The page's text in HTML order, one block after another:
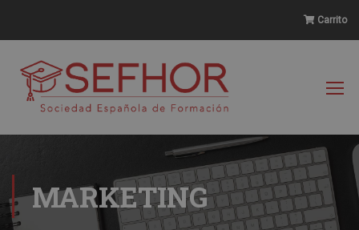
Carrito
MARKETING